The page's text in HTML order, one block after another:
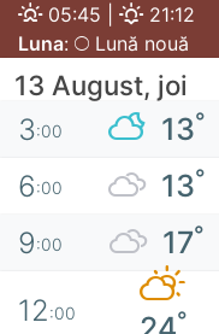
05:45 |
21:12
Luna: Lună nouă
13 August, joi
3:00 13°
6:00 13°
9:00 17°
12:00 °